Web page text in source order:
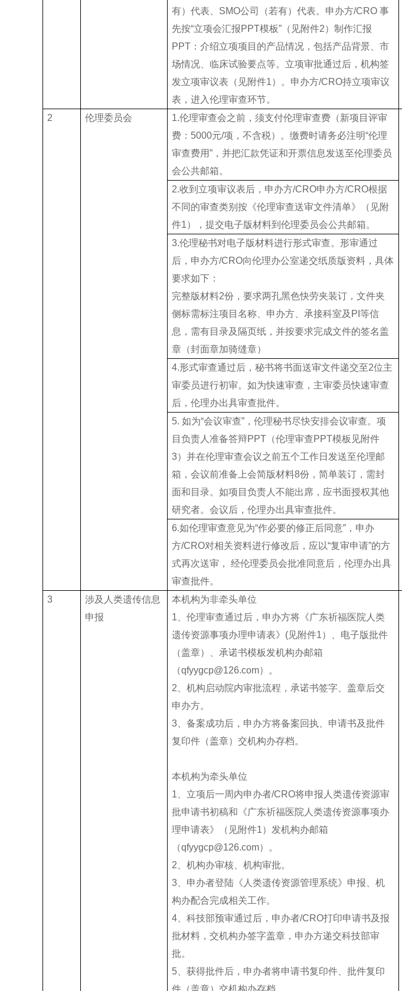
有）代表、SMO公司（若有）代表。申办方/CRO 事
先按“立项会汇报PPT模板”（见附件2）制作汇报
PPT：介绍立项项目的产品情况，包括产品背景、市
场情况、临床试验要点等。立项审批通过后，机构签
发立项审议表（见附件1）。申办方/CRO持立项审议
表，进入伦理审查环节。
2 伦理委员会
1.伦理审查会之前，须支付伦理审查费（新项目评审
费：5000元/项，不含税）。缴费时请务必注明“伦理
审查费用”，并把汇款凭证和开票信息发送至伦理委员
会公共邮箱。
2.收到立项审议表后，申办方/CRO申办方/CRO根据
不同的审查类别按《伦理审查送审文件清单》（见附
件1），提交电子版材料到伦理委员会公共邮箱。
3.伦理秘书对电子版材料进行形式审查。形审通过
后，申办方/CRO向伦理办公室递交纸质版资料，具体
要求如下：
完整版材料2份，要求两孔黑色快劳夹装订，文件夹
侧标需标注项目名称、申办方、承接科室及PI等信
息，需有目录及隔页纸，并按要求完成文件的签名盖
章（封面章加骑缝章）
4.形式审查通过后，秘书将书面送审文件递交至2位主
审委员进行初审。如为快速审查，主审委员快速审查
后，伦理办出具审查批件。
5. 如为“会议审查”，伦理秘书尽快安排会议审查。项
目负责人准备答辩PPT（伦理审查PPT模板见附件
3）并在伦理审查会议之前五个工作日发送至伦理邮
箱，会议前准备上会简版材料8份，简单装订，需封
面和目录。如项目负责人不能出席，应书面授权其他
研究者。会议后，伦理办出具审查批件。
6.如伦理审查意见为“作必要的修正后同意”，申办
方/CRO对相关资料进行修改后，应以“复审申请”的方
式再次送审， 经伦理委员会批准同意后，伦理办出具
审查批件。
3
涉及人类遗传信息
申报
本机构为非牵头单位
1、伦理审查通过后，申办方将《广东祈福医院人类
遗传资源事项办理申请表》(见附件1）、电子版批件
（盖章）、承诺书模板发机构办邮箱
（qfyygcp@126.com）。
2、机构启动院内审批流程，承诺书签字、盖章后交
申办方。
3、备案成功后，申办方将备案回执、申请书及批件
复印件（盖章）交机构办存档。
本机构为牵头单位
1、立项后一周内申办者/CRO将申报人类遗传资源审
批申请书初稿和《广东祈福医院人类遗传资源事项办
理申请表》（见附件1）发机构办邮箱
（qfyygcp@126.com）。
2、机构办审核、机构审批。
3、申办者登陆《人类遗传资源管理系统》申报、机
构办配合完成相关工作。
4、科技部预审通过后，申办者/CRO打印申请书及报
批材料，交机构办签字盖章，申办方递交科技部审
批。
5、获得批件后，申办者将申请书复印件、批件复印
件（盖章）交机构办存档。